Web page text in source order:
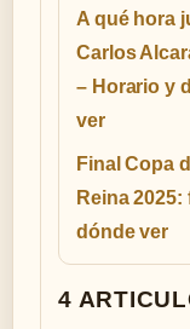
A qué hora
Carlos
– Horario y
ver
Final Copa
Reina 2025:
dónde ver
4